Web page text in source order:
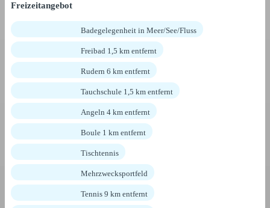
Freizeitangebot
Badegelegenheit in Meer/See/Fluss
Freibad 1,5 km entfernt
Rudern 6 km entfernt
Tauchschule 1,5 km entfernt
Angeln 4 km entfernt
Boule 1 km entfernt
Tischtennis
Mehrzwecksportfeld
Tennis 9 km entfernt